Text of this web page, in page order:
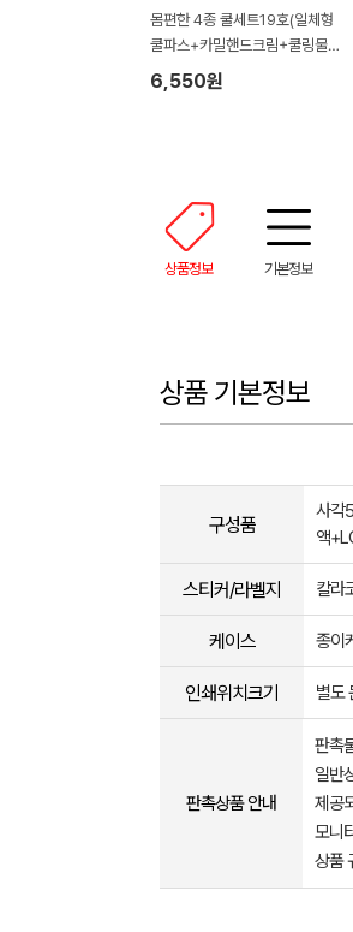
몸편한 4종 쿨세트19호(일체형
쿨파스+카밀핸드크림+쿨링물티
슈+아쿠아 쿨토시)
6,550원
상품정보 기본정보
상품 기본정보
구성품
사각
액
스티커/라벨지 칼라
케이스 종이
인쇄위치크기 별도
판촉상품 안내
판촉
일반
제공
모니
상품